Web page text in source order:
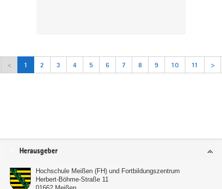
< 1 2 3 4 5 6 7 8 9 10 11 >
Service
Herausgeber
Hochschule Meißen (FH) und Fortbildungszentrum
Herbert-Böhme-Straße 11